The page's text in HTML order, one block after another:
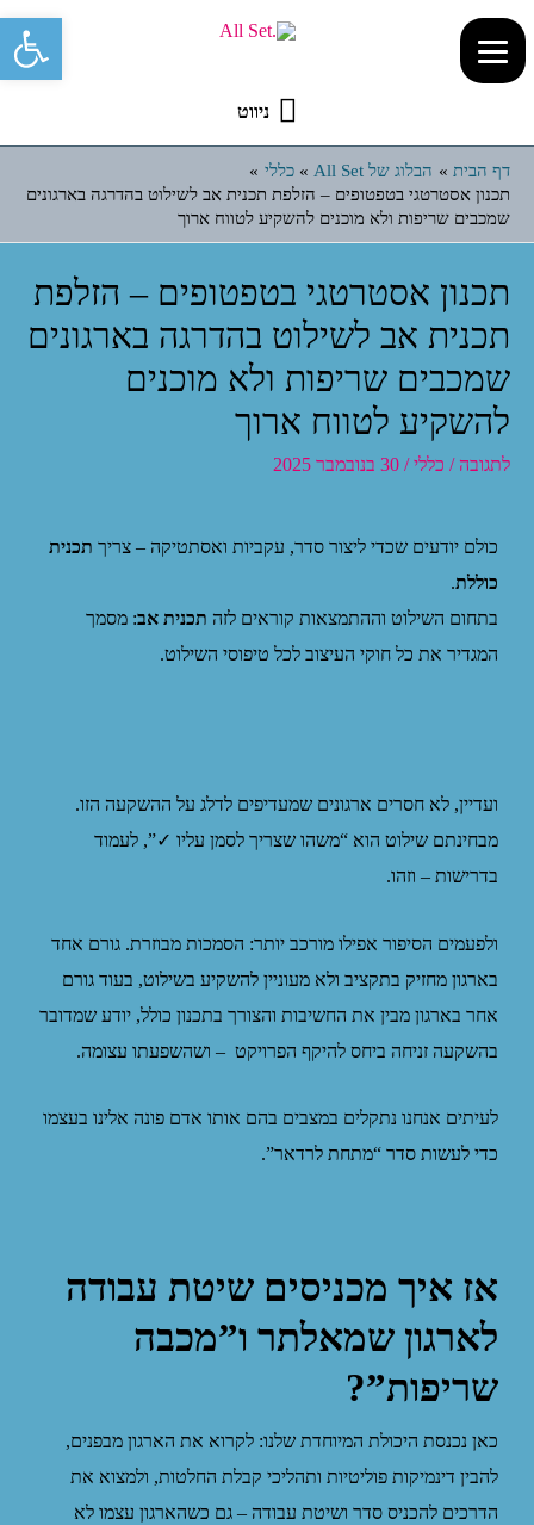
פתח
ניווט
דף הבית הבלוג של All Set
כללי
תכנון אסטרטגי בטפטופים – הזלפת תכנית אב לשילוט בהדרגה בארגונים
שמכבים שריפות ולא מוכנים להשקיע לטווח ארוך
תכנון אסטרטגי בטפטופים – הזלפת
תכנית אב לשילוט בהדרגה בארגונים
שמכבים שריפות ולא מוכנים
להשקיע לטווח ארוך
לתגובה / כללי/ 30 בנובמבר 2025
כולם יודעים שכדי ליצור סדר, עקביות ואסתטיקה – צריך תכנית
כוללת.
בתחום השילוט וההתמצאות קוראים לזה תכנית אב: מסמך
המגדיר את כל חוקי העיצוב לכל טיפוסי השילוט.
ועדיין, לא חסרים ארגונים שמעדיפים לדלג על ההשקעה הזו.
מבחינתם שילוט הוא “משהו שצריך לסמן עליו ✓”, לעמוד
בדרישות – וזהו.
ולפעמים הסיפור אפילו מורכב יותר: הסמכות מבוזרת. גורם אחד
בארגון מחזיק בתקציב ולא מעוניין להשקיע בשילוט, בעוד גורם
אחר בארגון מבין את החשיבות והצורך בתכנון כולל, יודע שמדובר
בהשקעה זניחה ביחס להיקף הפרויקט – ושהשפעתו עצומה.
לעיתים אנחנו נתקלים במצבים בהם אותו אדם פונה אלינו בעצמו
כדי לעשות סדר “מתחת לרדאר”.
אז איך מכניסים שיטת עבודה
לארגון שמאלתר ו”מכבה
שריפות”?
כאן נכנסת היכולת המיוחדת שלנו: לקרוא את הארגון מבפנים,
להבין דינמיקות פוליטיות ותהליכי קבלת החלטות, ולמצוא את
הדרכים להכניס סדר ושיטת עבודה – גם כשהארגון עצמו לא